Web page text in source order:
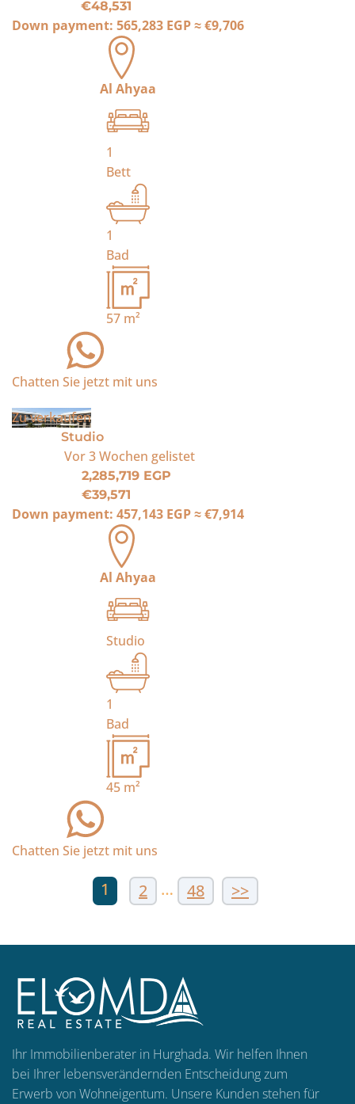
€48,531
Down payment: 565,283 EGP≈€9,706
Al Ahyaa
1
Bett
1
Bad
57 m²
Chatten Sie jetzt mit uns
Zu verkaufen
Studio
Vor 3 Wochen gelistet
2,285,719 EGP
€39,571
Down payment: 457,143 EGP≈€7,914
Al Ahyaa
Studio
1
Bad
45 m²
Chatten Sie jetzt mit uns
1 2 … 48 >>
Ihr Immobilienberater in Hurghada. Wir helfen Ihnen
bei Ihrer lebensverändernden Entscheidung zum
Erwerb von Wohneigentum. Unsere Kunden stehen für